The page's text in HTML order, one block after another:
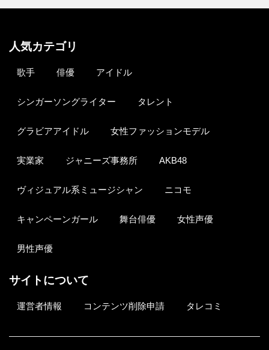
人気カテゴリ
歌手 俳優 アイドル
シンガーソングライター タレント
グラビアアイドル 女性ファッションモデル
実業家 ジャニーズ事務所 AKB48
ヴィジュアル系ミュージシャン ニコモ
キャンペーンガール 舞台俳優 女性声優
男性声優
サイトについて
運営者情報 コンテンツ削除申請 タレコミ